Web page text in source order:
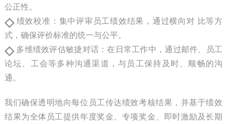
公正性。
◇ 绩效校准：集中评审员工绩效结果，通过横向对 比等方
式，确保评价标准的统一与公平。
◇ 多维绩效评估敏捷对话：在日常工作中，通过邮件、员工
论坛、工会等多种沟通渠道，与员工保持及时、顺畅的沟
通。
我们确保透明地向每位员工传达绩效考核结果，并基于绩效
结果为全体员工提供年度奖金、专项奖金、即时激励及长期